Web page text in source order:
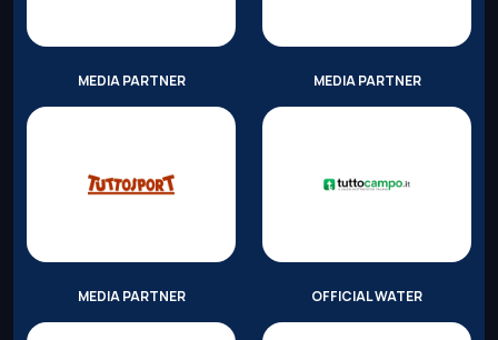
MEDIA PARTNER MEDIA PARTNER
MEDIA PARTNER OFFICIAL WATER